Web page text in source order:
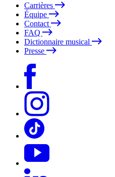
Carrières
Équipe
Contact
FAQ
Dictionnaire musical
Presse